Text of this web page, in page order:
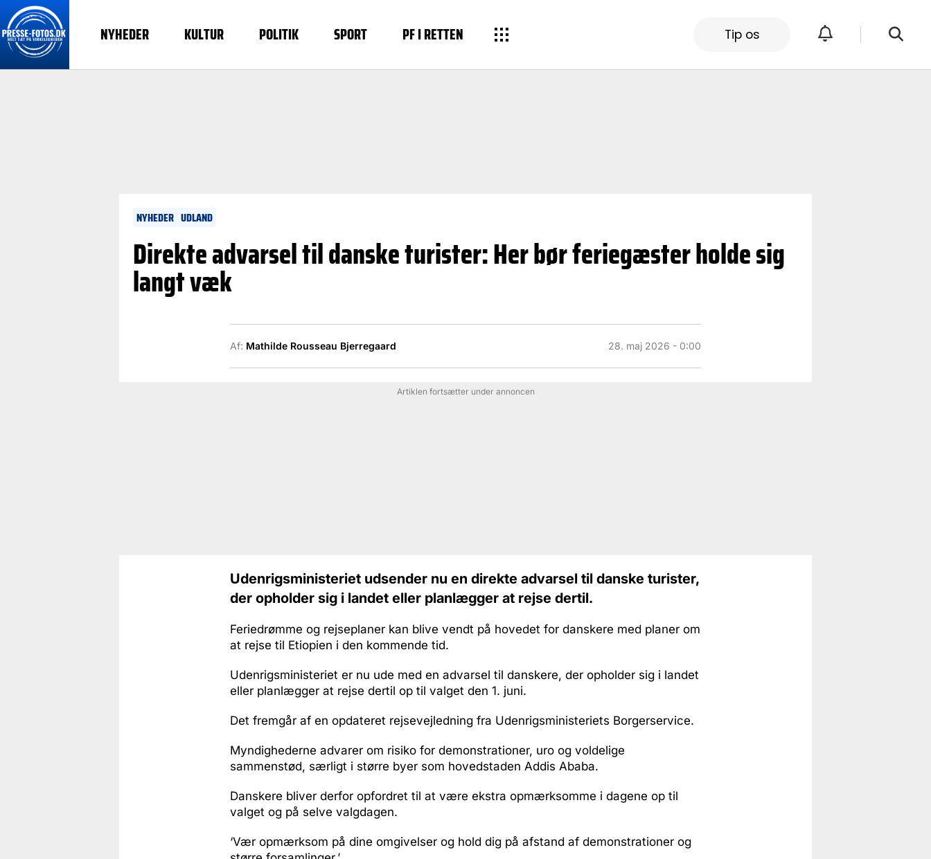
NYHEDER KULTUR POLITIK SPORT PF I RETTEN Tip os
NYHEDER UDLAND
Direkte advarsel til danske turister: Her bør feriegæster holde sig
langt væk
Af: Mathilde Rousseau Bjerregaard 28. maj 2026 - 0:00
Artiklen fortsætter under annoncen
Udenrigsministeriet udsender nu en direkte advarsel til danske turister,
der opholder sig i landet eller planlægger at rejse dertil.
Feriedrømme og rejseplaner kan blive vendt på hovedet for danskere med planer om
at rejse til Etiopien i den kommende tid.
Udenrigsministeriet er nu ude med en advarsel til danskere, der opholder sig i landet
eller planlægger at rejse dertil op til valget den 1. juni.
Det fremgår af en opdateret rejsevejledning fra Udenrigsministeriets Borgerservice.
Myndighederne advarer om risiko for demonstrationer, uro og voldelige
sammenstød, særligt i større byer som hovedstaden Addis Ababa.
Danskere bliver derfor opfordret til at være ekstra opmærksomme i dagene op til
valget og på selve valgdagen.
‘Vær opmærksom på dine omgivelser og hold dig på afstand af demonstrationer og